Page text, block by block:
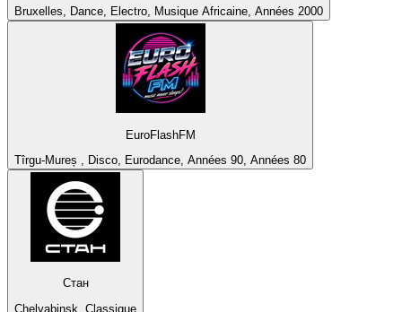
Bruxelles, Dance, Electro, Musique Africaine, Années 2000
EuroFlashFM
Tîrgu-Mureș , Disco, Eurodance, Années 90, Années 80
Стан
Chelyabinsk, Classique